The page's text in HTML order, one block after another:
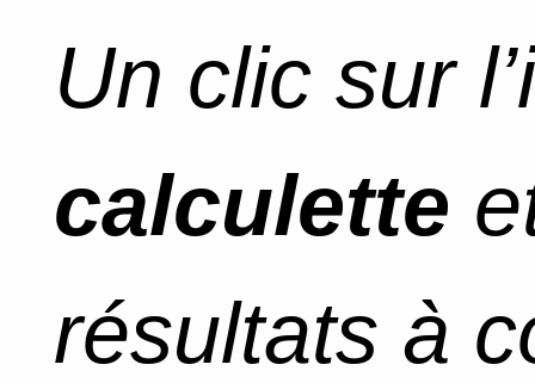
Un clic sur
calculette
résultats à